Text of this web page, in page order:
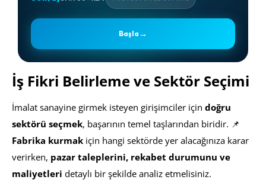
Başla →
İş Fikri Belirleme ve Sektör Seçimi
İmalat sanayine girmek isteyen girişimciler için doğru
sektörü seçmek, başarının temel taşlarından biridir. 📌
Fabrika kurmak için hangi sektörde yer alacağınıza karar
verirken, pazar taleplerini, rekabet durumunu ve
maliyetleri detaylı bir şekilde analiz etmelisiniz.